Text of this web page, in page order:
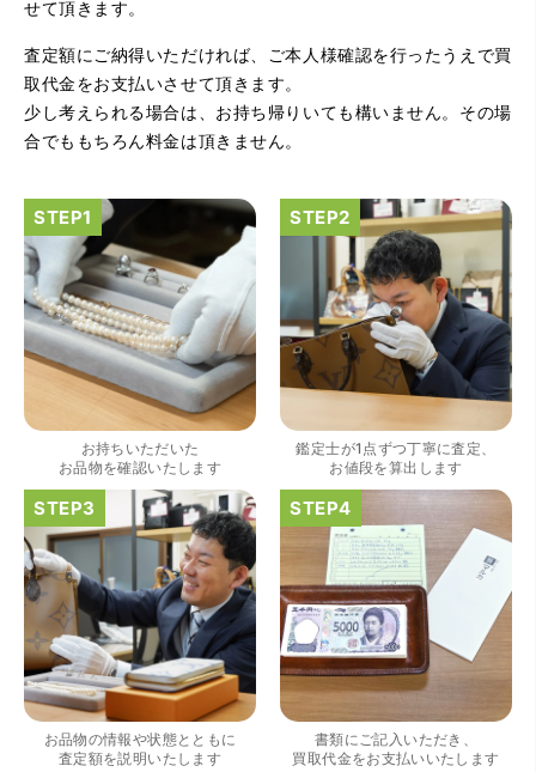
（大阪府大阪市）とてもプロな鑑定士さんがいて的確にア
ドバイスや買取りを暖かい人柄で行ってくれます。 親切に
なって頂いてありがとうございます! お店の雰囲気もやらし
さがなく、とても入ってゆっくりできる落ちついた敷居の
高いお店です。また鑑定士さんに会いたいです。
（大阪府大阪市）きれいにして頂いたうえで質入れ金額を
出していただいたのが初めてで感動しました。
（大阪府大阪市）すごく丁寧に対応して頂きました。 ホー
ムページの皆様の評価がとても良かったので、質屋自体初
めての利用でしたが、対応して頂きました担当の方もすご
く良かったです。 これから質屋をご利用される方は是非オ
ススメです。
せて頂きます。
査定額にご納得いただければ、ご本人様確認を行ったうえで買
取代金をお支払いさせて頂きます。
少し考えられる場合は、お持ち帰りいても構いません。その場
合でももちろん料金は頂きません。
お持ちいただいた
お品物を確認いたします
鑑定士が1点ずつ丁寧に査定、
お値段を算出します
お品物の情報や状態とともに
査定額を説明いたします
書類にご記入いただき、
買取代金をお支払いいたします